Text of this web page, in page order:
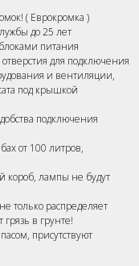
( Еврокромка )
до 25 лет
питания
для подключения
и вентиляции,
под крышкой
подключения
от 100 литров,
короб, лампы не будут
только распределяет
в грунте!
присутствуют